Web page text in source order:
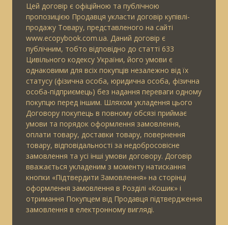
Цей договір є офіційною та публічною
пропозицією Продавця укласти договір купівлі-
продажу Товару, представленого на сайті
www.ecopybook.com.ua. Даний договір є
публічним, тобто відповідно до статті 633
Цивільного кодексу України, його умови є
однаковими для всіх покупців незалежно від їх
статусу (фізична особа, юридична особа, фізична
особа-підприємець) без надання переваги одному
покупцю перед іншим. Шляхом укладення цього
Договору покупець в повному обсязі приймає
умови та порядок оформлення замовлення,
оплати товару, доставки товару, повернення
товару, відповідальності за недобросовісне
замовлення та усі інші умови договору. Договір
вважається укладеним з моменту натискання
кнопки «Підтвердити Замовлення» на сторінці
оформлення замовлення в Розділі «Кошик» і
отримання Покупцем від Продавця підтвердження
замовлення в електронному вигляді.